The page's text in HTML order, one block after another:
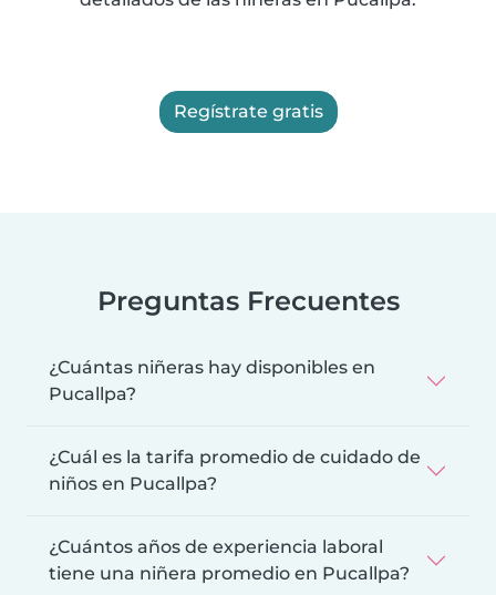
Regístrate gratis
Preguntas Frecuentes
¿Cuántas niñeras hay disponibles en
Pucallpa?
¿Cuál es la tarifa promedio de cuidado de
niños en Pucallpa?
¿Cuántos años de experiencia laboral
tiene una niñera promedio en Pucallpa?